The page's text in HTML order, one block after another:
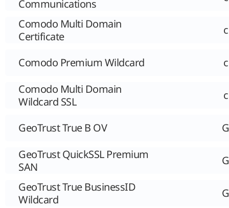
Communications
Comodo Multi Domain
Certificate
Comodo Premium Wildcard
Comodo Multi Domain
Wildcard SSL
GeoTrust True B OV
GeoTrust QuickSSL Premium
SAN
GeoTrust True BusinessID
Wildcard